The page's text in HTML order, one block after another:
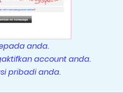
anda.
account anda.
pribadi anda.